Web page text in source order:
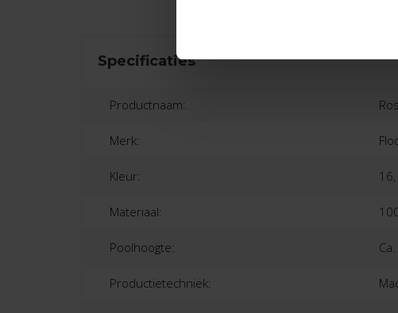
Specificaties
Productnaam:
Merk:
Kleur:
Materiaal:
Poolhoogte:
Productietechniek: